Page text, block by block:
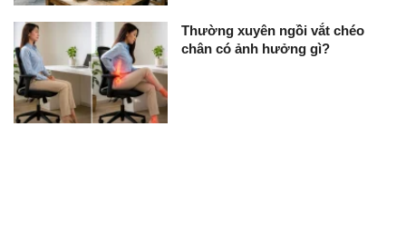
Thường xuyên ngồi vắt chéo
chân có ảnh hưởng gì?